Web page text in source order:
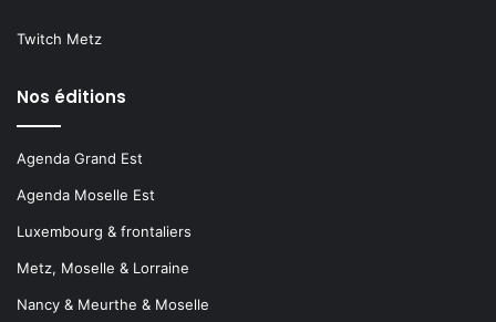
Twitch Metz
Nos éditions
Agenda Grand Est
Agenda Moselle Est
Luxembourg & frontaliers
Metz, Moselle & Lorraine
Nancy & Meurthe & Moselle